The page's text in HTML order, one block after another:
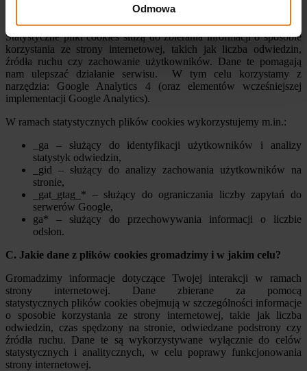
Odmowa
Statystyczne pliki cookies służą do zbierania informacji o sposobie
korzystania ze strony internetowej, takich jak liczba odwiedzin,
źródła ruchu czy zachowanie użytkowników. Dane te pomagają
nam ulepszać działanie serwisu. W tym celu korzystamy z
narzędzia: Google Analytics 4 (oraz elementów wcześniejszej
implementacji Google Analytics).
W ramach statystycznych plików cookies wykorzystujemy m.in.:
_ga – służący do identyfikacji użytkowników i analizy
statystyk odwiedzin,
_gid – służący do analizy zachowania użytkowników na
stronie,
_gat_gtag_* – służący do ograniczania liczby zapytań do
serwerów Google,
ga* – służący do przechowywania informacji o liczbie
odsłon.
C. Jakie dane z plików cookies gromadzimy i w jakim celu?
Gromadzimy informacje dotyczące Twojej interakcji w ramach
strony internetowej. Dane zbierane za pomocą
statystycznych plików cookies obejmują w szczególności informacje
o sposobie korzystania ze strony internetowej, takie jak liczba
odwiedzin, czas spędzony na stronie, odwiedzane podstrony czy
źródła ruchu. Dane te są wykorzystywane wyłącznie do celów
statystycznych i analitycznych, w celu poprawy funkcjonowania
strony internetowej.